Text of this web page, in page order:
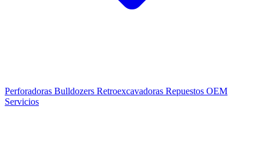
Perforadoras Bulldozers Retroexcavadoras Repuestos OEM
Servicios